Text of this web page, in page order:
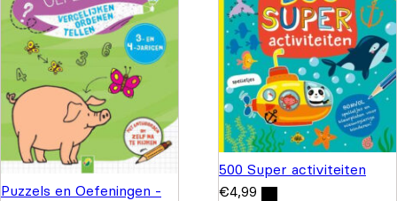
Puzzels en Oefeningen -
500 Super activiteiten
€4,99